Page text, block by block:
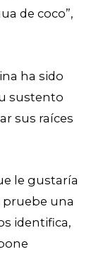
de coco”,
ha sido
sustento
sus raíces
le gustaría
pruebe una
identifica,